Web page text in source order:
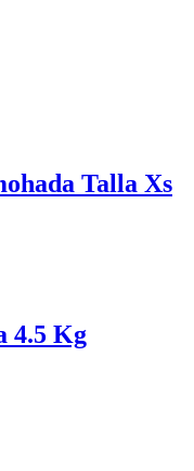
Talla Xs
4.5 Kg